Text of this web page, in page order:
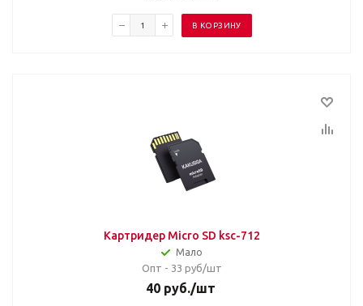
В КОРЗИНУ
Картридер Micro SD ksc-712
Мало
Опт - 33 руб/шт
40руб./шт